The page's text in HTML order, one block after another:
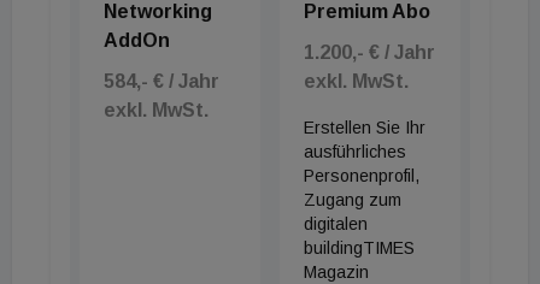
Networking
AddOn
584,- € / Jahr
exkl. MwSt.
Premium Abo
1.200,- € / Jahr
exkl. MwSt.
Erstellen Sie Ihr
ausführliches
Personenprofil,
Zugang zum
digitalen
buildingTIMES
Magazin